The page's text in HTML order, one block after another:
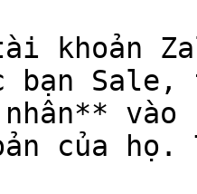
khoản
bạn
vào
của họ.